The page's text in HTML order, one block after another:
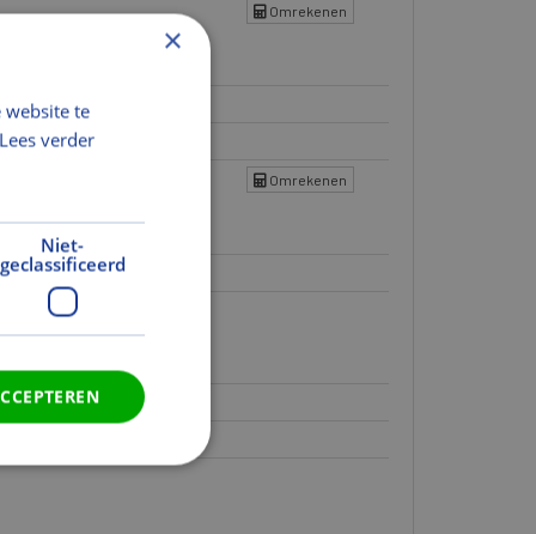
Omrekenen
Omrekenen
×
website te
Lees verder
Niet-
geclassificeerd